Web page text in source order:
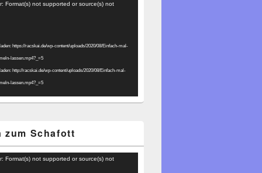
Format(s) not supported or source(s) not
https://racskai.de/wp-content/uploads/2020/08/Einfach-mal-
lassen.mp4?_=5
http://racskai.de/wp-content/uploads/2020/08/Einfach-mal-
lassen.mp4?_=5
zum Schafott
Format(s) not supported or source(s) not